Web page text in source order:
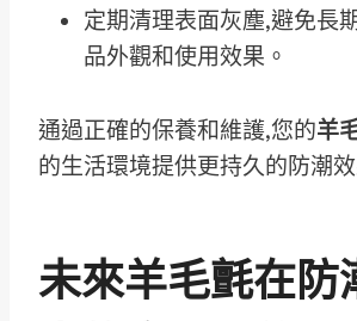
定期清理表面灰塵,避免長
品外觀和使用效果。
通過正確的保養和維護,您的羊
的生活環境提供更持久的防潮效
未來羊毛氈在防